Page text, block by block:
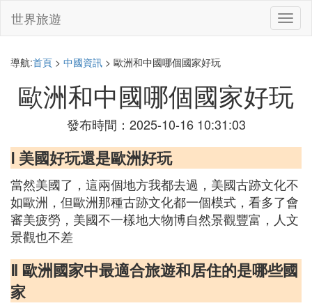
切
換
世界旅遊
導航:首頁 > 中國資訊 > 歐洲和中國哪個國家好玩
歐洲和中國哪個國家好玩
發布時間：2025-10-16 10:31:03
Ⅰ 美國好玩還是歐洲好玩
當然美國了，這兩個地方我都去過，美國古跡文化不
如歐洲，但歐洲那種古跡文化都一個模式，看多了會
審美疲勞，美國不一樣地大物博自然景觀豐富，人文
景觀也不差
Ⅱ 歐洲國家中最適合旅遊和居住的是哪些國
家